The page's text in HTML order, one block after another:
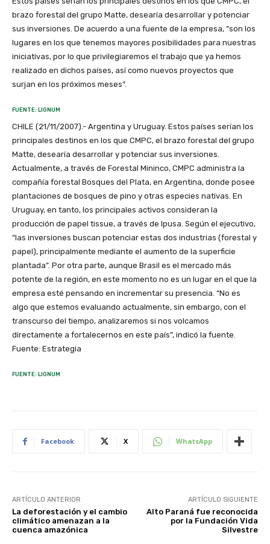
brazo forestal del grupo Matte, desearía desarrollar y potenciar
sus inversiones. De acuerdo a una fuente de la empresa, “son los
lugares en los que tenemos mayores posibilidades para nuestras
iniciativas, por lo que privilegiaremos el trabajo que ya hemos
realizado en dichos países, así como nuevos proyectos que
surjan en los próximos meses”.
FUENTE: LIGNUM
CHILE (21/11/2007).- Argentina y Uruguay. Estos países serían los
principales destinos en los que CMPC, el brazo forestal del grupo
Matte, desearía desarrollar y potenciar sus inversiones.
Actualmente, a través de Forestal Mininco, CMPC administra la
compañía forestal Bosques del Plata, en Argentina, donde posee
plantaciones de bosques de pino y otras especies nativas. En
Uruguay, en tanto, los principales activos consideran la
producción de papel tissue, a través de Ipusa. Según el ejecutivo,
“las inversiones buscan potenciar estas dos industrias (forestal y
papel), principalmente mediante el aumento de la superficie
plantada”. Por otra parte, aunque Brasil es el mercado más
potente de la región, en este momento no es un lugar en el que la
empresa esté pensando en incrementar su presencia. “No es
algo que estemos evaluando actualmente, sin embargo, con el
transcurso del tiempo, analizaremos si nos volcamos
directamente a fortalecernos en este país”, indicó la fuente.
Fuente: Estrategia
FUENTE: LIGNUM
Facebook X WhatsApp
ARTÍCULO ANTERIOR
La deforestación y el cambio
climático amenazan a la
cuenca amazónica
ARTÍCULO SIGUIENTE
Alto Paraná fue reconocida
por la Fundación Vida
Silvestre